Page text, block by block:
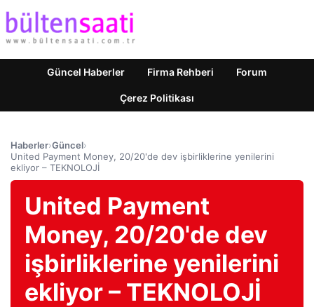
Güncel Haberler Firma Rehberi Forum
Çerez Politikası
Haberler›Güncel›
United Payment Money, 20/20'de dev işbirliklerine yenilerini
ekliyor – TEKNOLOJİ
United Payment
Money, 20/20'de dev
işbirliklerine yenilerini
ekliyor – TEKNOLOJİ